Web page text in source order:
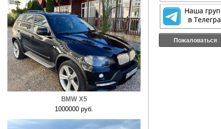
BMW X5
1000000 руб.
Пожаловаться